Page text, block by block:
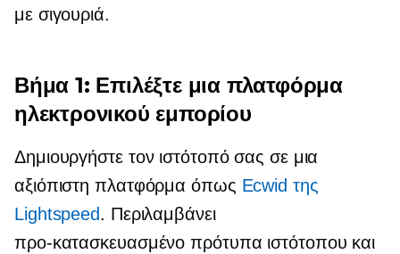
με σιγουριά.
Βήμα 1: Επιλέξτε μια πλατφόρμα
ηλεκτρονικού εμπορίου
Δημιουργήστε τον ιστότοπό σας σε μια
αξιόπιστη πλατφόρμα όπως Ecwid της
Lightspeed. Περιλαμβάνει
προ-κατασκευασμένο πρότυπα ιστότοπου και